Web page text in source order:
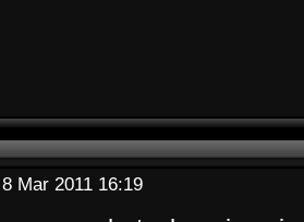
Mar 2011 16:19